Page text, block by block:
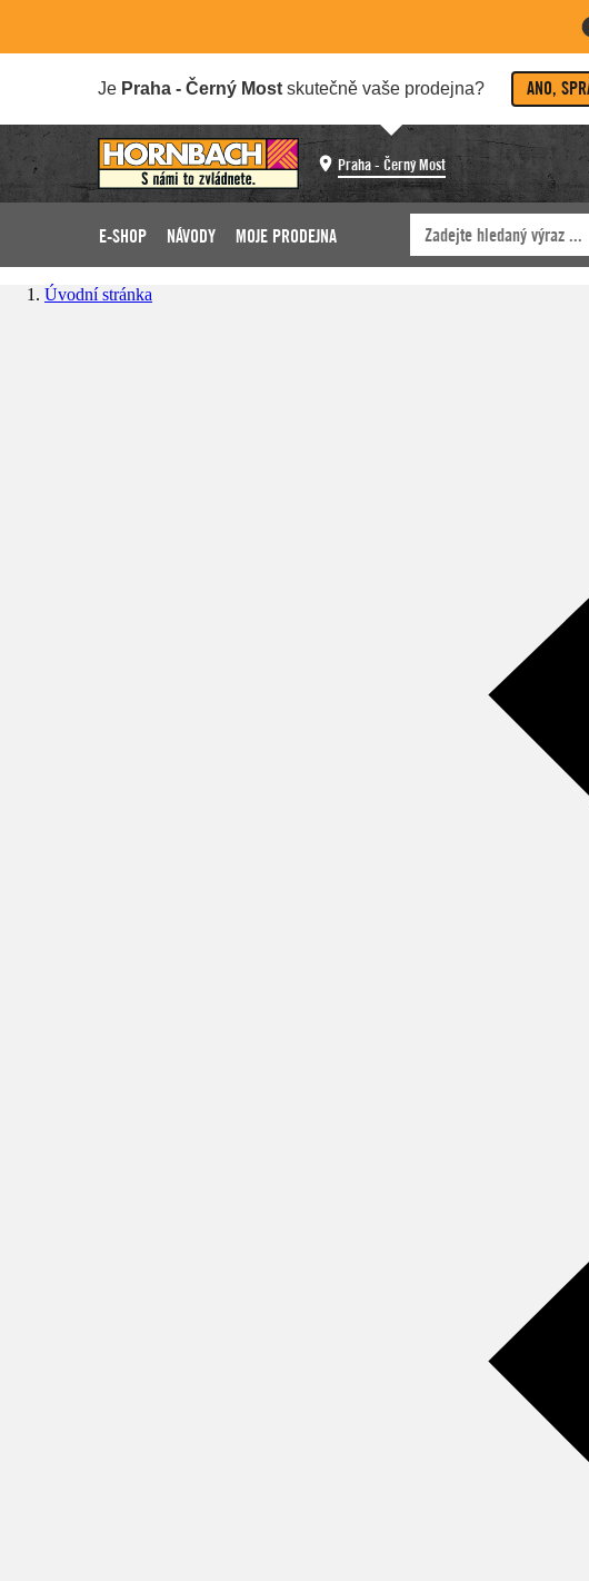
Je Praha - Černý Most skutečně vaše prodejna? ANO,
Praha - Černý Most
E-SHOP NÁVODY MOJE PRODEJNA
Úvodní stránka